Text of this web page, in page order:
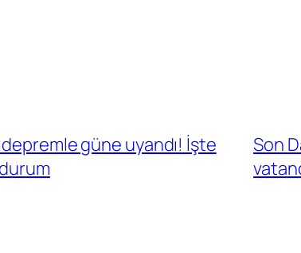
depremle güne uyandı! İşte
Son